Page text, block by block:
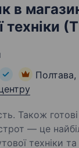
в
техніки
Полтава,
Також
техніки